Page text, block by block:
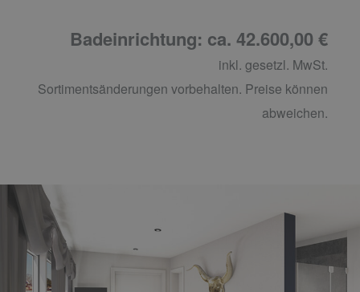
Badeinrichtung: ca. 42.600,00 €
inkl. gesetzl. MwSt.
Sortimentsänderungen vorbehalten. Preise können
abweichen.